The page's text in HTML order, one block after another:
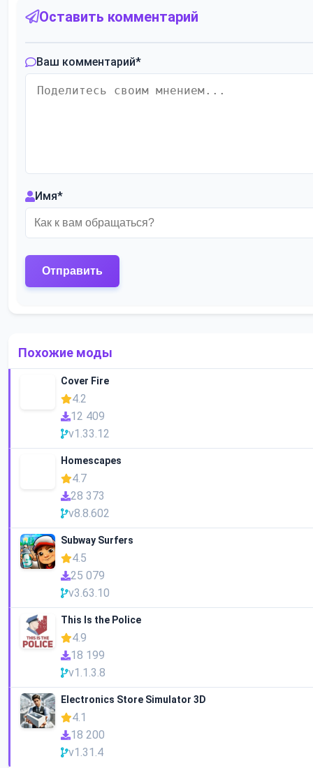
Оставить комментарий
Ваш комментарий*
Имя*
Похожие моды
Cover Fire
4.2
12 409
v1.33.12
Homescapes
4.7
28 373
v8.8.602
Subway Surfers
4.5
25 079
v3.63.10
This Is the Police
4.9
18 199
v1.1.3.8
Electronics Store Simulator 3D
4.1
18 200
v1.31.4